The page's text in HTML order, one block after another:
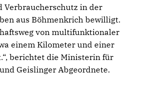
Verbraucherschutz in der
aus Böhmenkrich bewilligt.
von multifunktionaler
einem Kilometer und einer
berichtet die Ministerin für
Geislinger Abgeordnete.